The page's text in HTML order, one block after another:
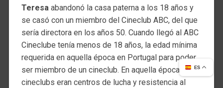
Teresa abandonó la casa paterna a los 18 años y
se casó con un miembro del Cineclub ABC, del que
sería directora en los años 50. Cuando llegó al ABC
Cineclube tenía menos de 18 años, la edad mínima
requerida en aquella época en Portugal para poder
ser miembro de un cineclub. En aquella época los
cineclubs eran centros de lucha y resistencia al
ES